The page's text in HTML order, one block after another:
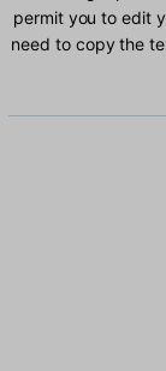
permit you to edit
need to copy the